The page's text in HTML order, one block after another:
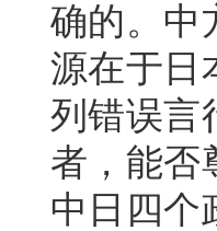
确的。中
源在于日
列错误言
者，能否
中日四个